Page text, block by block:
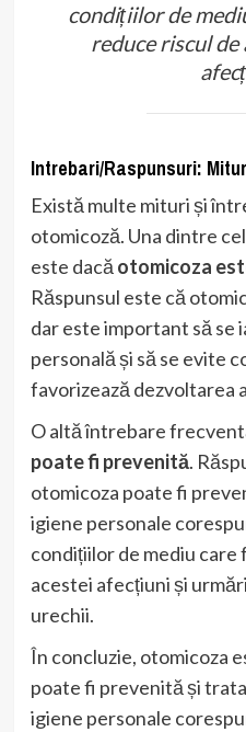
condițiilor de
reduce riscul de
Intrebari/Raspunsuri:
Există multe mituri și
otomicoză. Una dintre
este dacă otomicoza
Răspunsul este că
dar este important să se
personală și să se evite
favorizează dezvoltarea
O altă întrebare
poate fi prevenită.
otomicoza poate fi
igiene personale
condițiilor de mediu
acestei afecțiuni și
urechii.
În concluzie, otomicoza
poate fi prevenită și
igiene personale